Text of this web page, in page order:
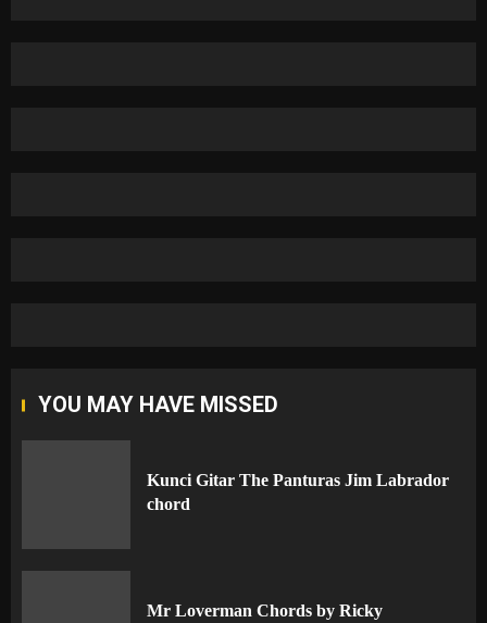
YOU MAY HAVE MISSED
Kunci Gitar The Panturas Jim Labrador
chord
Mr Loverman Chords by Ricky